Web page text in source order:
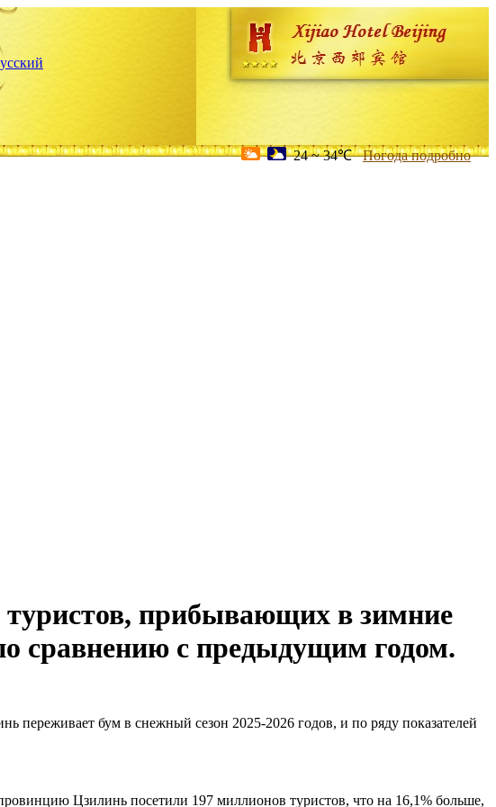
24 ~ 34℃ Погода подробно
туристов, прибывающих в зимние
сравнению с предыдущим годом.
бум в снежный сезон 2025-2026 годов, и по ряду показателей
Цзилинь посетили 197 миллионов туристов, что на 16,1% больше,